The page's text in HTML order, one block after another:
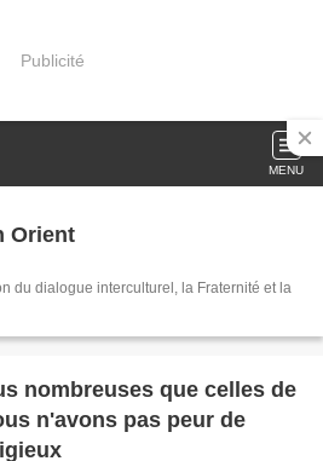
Publicité
MENU
Orient
du dialogue interculturel, la Fraternité et la
nombreuses que celles de
n'avons pas peur de